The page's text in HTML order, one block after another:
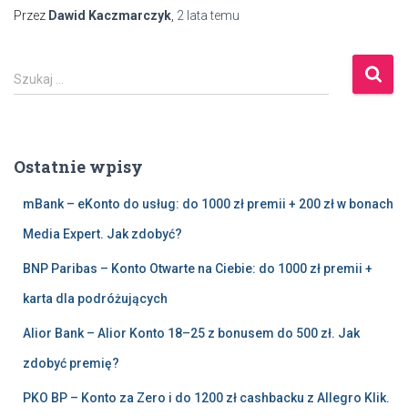
Przez Dawid Kaczmarczyk 2 latatemu
S
z
j
Szukaj …
Ostatnie wpisy
mBank – eKonto do usług: do 1000 zł premii + 200 zł w bonach
Media Expert. Jak zdobyć?
BNP Paribas – Konto Otwarte na Ciebie: do 1000 zł premii +
karta dla podróżujących
Alior Bank – Alior Konto 18–25 z bonusem do 500 zł. Jak
zdobyć premię?
PKO BP – Konto za Zero i do 1200 zł cashbacku z Allegro Klik.